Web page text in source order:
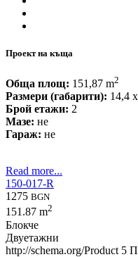
Проект на къща
Обща площ: 151,87 m2
Размери (габарити): 14,4
Брой етажи: 2
Мазе: не
Гараж: не
Read more...
150-017-R
1275 BGN
151.87 m2
Блокче
Двуетажни
http://schema.org/Product 5